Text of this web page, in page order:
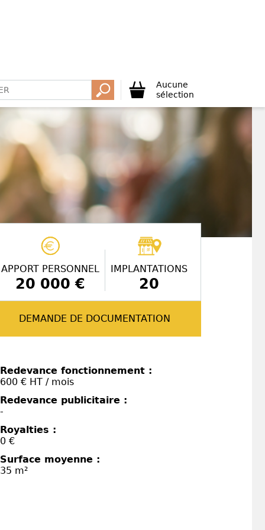
Aucune
sélection
APPORT PERSONNEL
20 000 €
IMPLANTATIONS
20
DEMANDE DE DOCUMENTATION
Redevance fonctionnement :
600 € HT / mois
Redevance publicitaire :
-
Royalties :
0 €
Surface moyenne :
35 m²